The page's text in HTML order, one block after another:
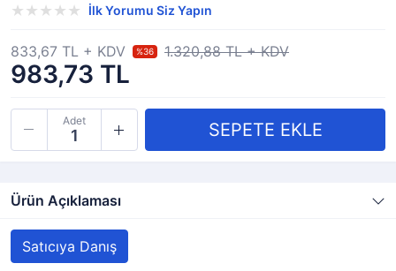
İlk Yorumu Siz Yapın
983,73 TL
833,67 TL + KDV %36 1.320,88 TL + KDV
Adet
Ürün Açıklaması
Satıcıya Danış